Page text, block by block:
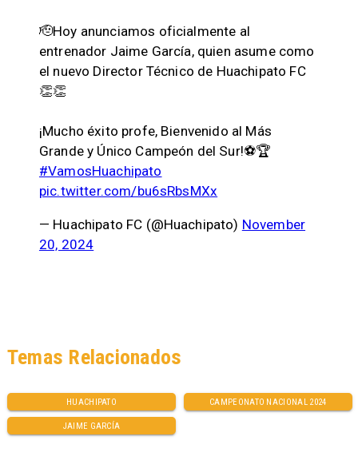
🫡Hoy anunciamos oficialmente al
entrenador Jaime García, quien asume como
el nuevo Director Técnico de Huachipato FC
👏👏
¡Mucho éxito profe, Bienvenido al Más
Grande y Único Campeón del Sur!⚽️🏆
#VamosHuachipato
pic.twitter.com/bu6sRbsMXx
— Huachipato FC (@Huachipato) November
20, 2024
HUACHIPATO CAMPEONATO NACIONAL 2024
JAIME GARCÍA
Temas Relacionados